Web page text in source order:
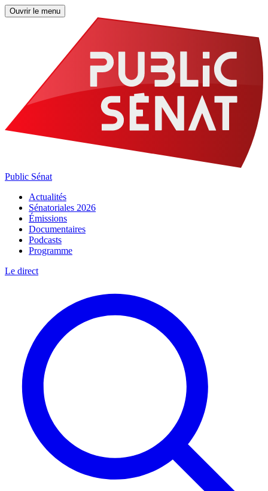
Ouvrir le menu
Public Sénat
Actualités
Sénatoriales 2026
Émissions
Documentaires
Podcasts
Programme
Le direct